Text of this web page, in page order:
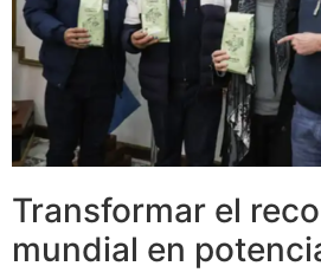
Transformar el
mundial en